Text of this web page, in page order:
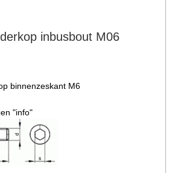
inbusbout M06
binnenzeskant M6
"info"